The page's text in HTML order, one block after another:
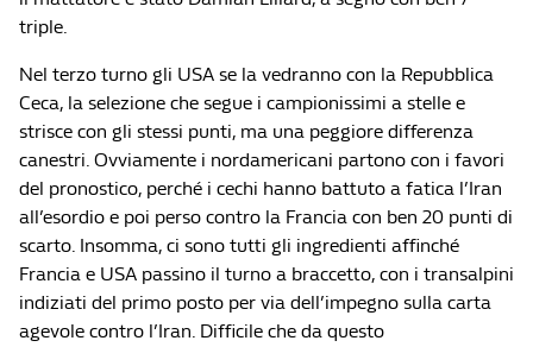
triple.
Nel terzo turno gli USA se la vedranno con la Repubblica
Ceca, la selezione che segue i campionissimi a stelle e
strisce con gli stessi punti, ma una peggiore differenza
canestri. Ovviamente i nordamericani partono con i favori
del pronostico, perché i cechi hanno battuto a fatica l’Iran
all’esordio e poi perso contro la Francia con ben 20 punti di
scarto. Insomma, ci sono tutti gli ingredienti affinché
Francia e USA passino il turno a braccetto, con i transalpini
indiziati del primo posto per via dell’impegno sulla carta
agevole contro l’Iran. Difficile che da questo